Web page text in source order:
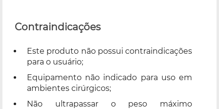
Contraindicações
Este produto não possui contraindicações
para o usuário;
Equipamento não indicado para uso em
ambientes cirúrgicos;
Não ultrapassar o peso máximo